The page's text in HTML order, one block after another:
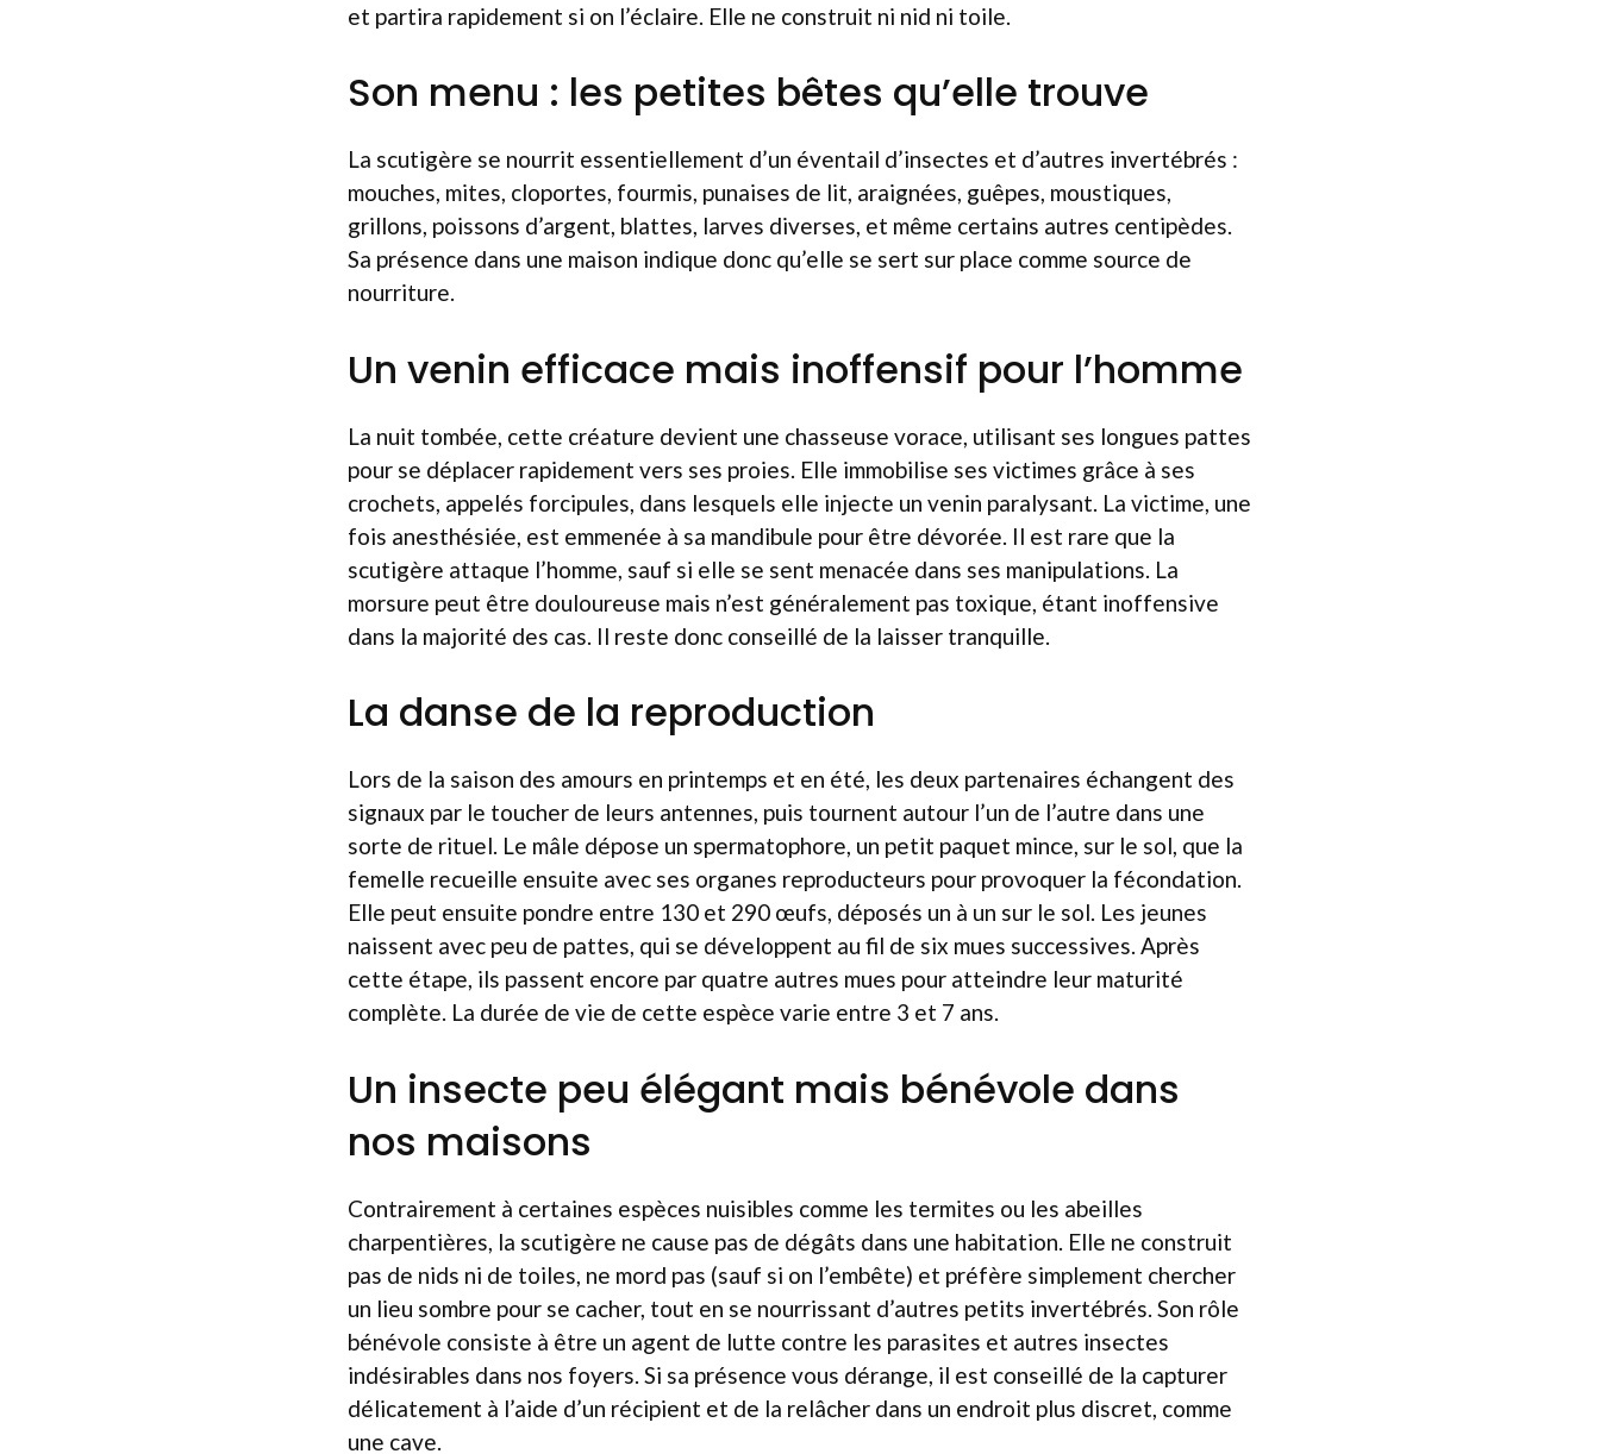
et partira rapidement si on l’éclaire. Elle ne construit ni nid ni toile.
Son menu : les petites bêtes qu’elle trouve
La scutigère se nourrit essentiellement d’un éventail d’insectes et d’autres invertébrés :
mouches, mites, cloportes, fourmis, punaises de lit, araignées, guêpes, moustiques,
grillons, poissons d’argent, blattes, larves diverses, et même certains autres centipèdes.
Sa présence dans une maison indique donc qu’elle se sert sur place comme source de
nourriture.
Un venin efficace mais inoffensif pour l’homme
La nuit tombée, cette créature devient une chasseuse vorace, utilisant ses longues pattes
pour se déplacer rapidement vers ses proies. Elle immobilise ses victimes grâce à ses
crochets, appelés forcipules, dans lesquels elle injecte un venin paralysant. La victime, une
fois anesthésiée, est emmenée à sa mandibule pour être dévorée. Il est rare que la
scutigère attaque l’homme, sauf si elle se sent menacée dans ses manipulations. La
morsure peut être douloureuse mais n’est généralement pas toxique, étant inoffensive
dans la majorité des cas. Il reste donc conseillé de la laisser tranquille.
La danse de la reproduction
Lors de la saison des amours en printemps et en été, les deux partenaires échangent des
signaux par le toucher de leurs antennes, puis tournent autour l’un de l’autre dans une
sorte de rituel. Le mâle dépose un spermatophore, un petit paquet mince, sur le sol, que la
femelle recueille ensuite avec ses organes reproducteurs pour provoquer la fécondation.
Elle peut ensuite pondre entre 130 et 290 œufs, déposés un à un sur le sol. Les jeunes
naissent avec peu de pattes, qui se développent au fil de six mues successives. Après
cette étape, ils passent encore par quatre autres mues pour atteindre leur maturité
complète. La durée de vie de cette espèce varie entre 3 et 7 ans.
Un insecte peu élégant mais bénévole dans
nos maisons
Contrairement à certaines espèces nuisibles comme les termites ou les abeilles
charpentières, la scutigère ne cause pas de dégâts dans une habitation. Elle ne construit
pas de nids ni de toiles, ne mord pas (sauf si on l’embête) et préfère simplement chercher
un lieu sombre pour se cacher, tout en se nourrissant d’autres petits invertébrés. Son rôle
bénévole consiste à être un agent de lutte contre les parasites et autres insectes
indésirables dans nos foyers. Si sa présence vous dérange, il est conseillé de la capturer
délicatement à l’aide d’un récipient et de la relâcher dans un endroit plus discret, comme
une cave.